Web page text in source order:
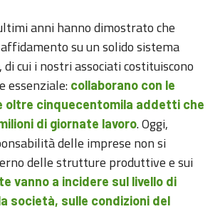
anni hanno dimostrato che
su un solido sistema
cui i nostri associati costituiscono
essenziale: collaborano con le
oltre cinquecentomila addetti che
di giornate lavoro. Oggi,
delle imprese non si
delle strutture produttive e sui
vanno a incidere sul livello di
società, sulle condizioni del